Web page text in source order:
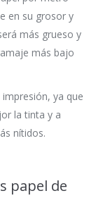
en su grosor y
más grueso y
más bajo
ya que
la tinta y a
nítidos.
papel de